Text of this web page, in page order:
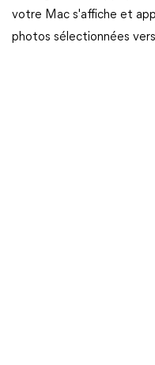
votre Mac s'affiche et
photos sélectionnées